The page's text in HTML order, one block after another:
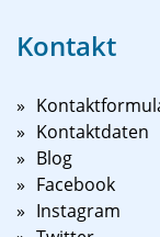
Kontakt
Kontaktdaten
Blog
Facebook
Instagram